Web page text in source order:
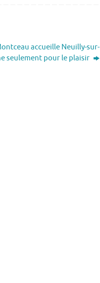
accueille Neuilly-sur-
seulement pour le plaisir